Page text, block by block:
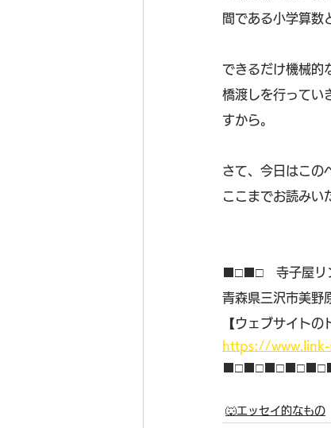
間である小学算数
できるだけ機械的
橋渡しを行ってい
すから。
さて、今日はこの
ここまでお読みい
■□■□　寺子屋
青森県三沢市美
【ウェブサイトの
https://
🐺エッセイ的なもの